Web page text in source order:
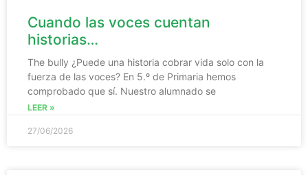
Cuando las voces cuentan
historias…
The bully ¿Puede una historia cobrar vida solo con la
fuerza de las voces? En 5.º de Primaria hemos
comprobado que sí. Nuestro alumnado se
LEER »
27/06/2026